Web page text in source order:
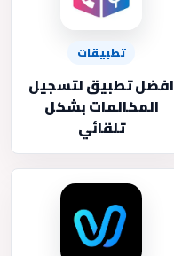
تطبيقات
افضل تطبيق لتسجيل
المكالمات بشكل
تلقائي